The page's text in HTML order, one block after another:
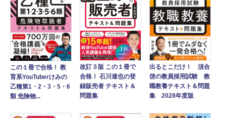
この１冊で合格！ 教
育系YouTuberけみの
乙種第1・2・3・5・6
類 危険物...
改訂３版 この１冊で
合格！ 石川達也の登
録販売者 テキスト＆
問題集
出るとこだけ！ 須合
啓の教員採用試験 教
職教養テキスト＆問題
集 2028年度版